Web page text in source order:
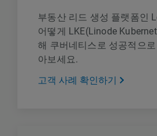
부동산 리드 생성 플랫폼인
어떻게 LKE(Linode
해 쿠버네티스로 성공적으
아보세요.
고객 사례 확인하기